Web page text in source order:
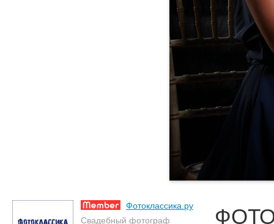
Фотоклассика.ру
Свадебный фотограф